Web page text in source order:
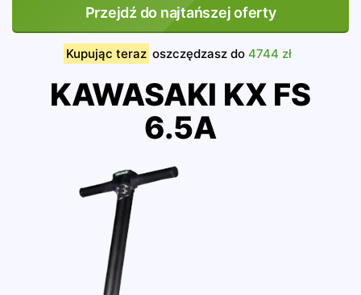
Przejdź do najtańszej oferty
Kupując teraz oszczędzasz do 4744 zł
KAWASAKI KX FS
6.5A